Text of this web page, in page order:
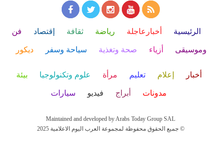
الرئيسية أخبارعاجلة رياضة ثقافة إقتصاد فن
وموسيقى أزياء صحة وتغذية سياحة وسفر ديكور
أخبار إعلام تعليم مرأة علوم وتكنولوجيا بيئة
مدونات أبراج فيديو سيارات
Maintained and developed by Arabs Today Group SAL
جميع الحقوق محفوظة لمجموعة العرب اليوم الاعلامية 2025 ©